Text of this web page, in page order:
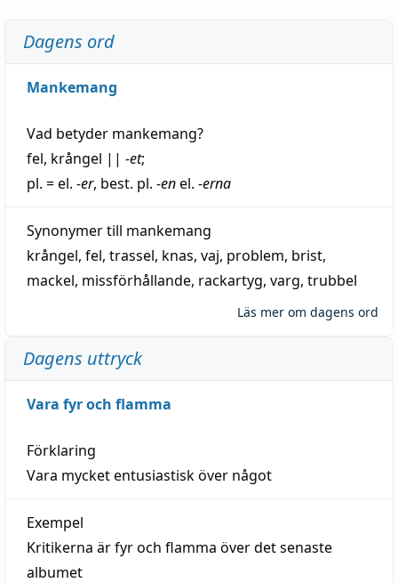
Dagens ord
Mankemang
Vad betyder mankemang?
fel, krångel || -et;
pl. = el. -er, best. pl. -enel. -erna
Synonymer till mankemang
krångel, fel, trassel, knas, vaj, problem, brist,
mackel, missförhållande, rackartyg, varg, trubbel
Läs mer om dagens ord
Dagens uttryck
Vara fyr och flamma
Förklaring
Vara mycket entusiastisk över något
Exempel
Kritikerna är fyr och flamma över det senaste
albumet